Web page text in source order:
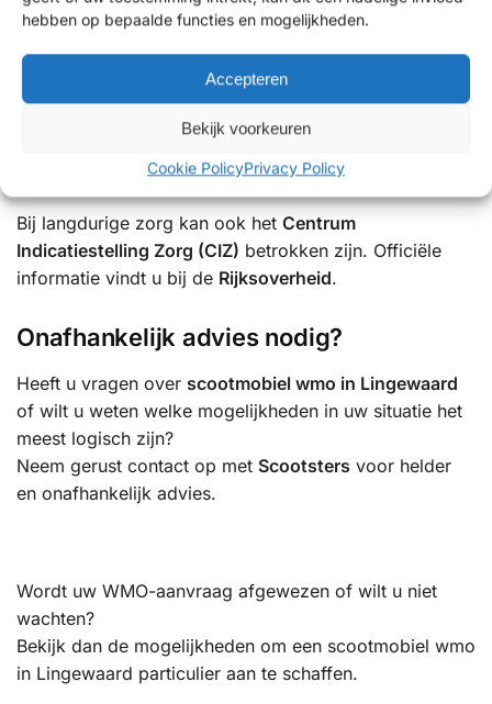
hebben op bepaalde functies en mogelijkheden.
Accepteren
Bekijk voorkeuren
Cookie PolicyPrivacy Policy
Hoe vraagt u ondersteuning aan?
De aanvraag verloopt meestal via:
Een gesprek met een Wmo-consulent
Beoordeling en besluit
Bij langdurige zorg kan ook het Centrum
Indicatiestelling Zorg (CIZ) betrokken zijn. Officiële
informatie vindt u bij de Rijksoverheid.
Onafhankelijk advies nodig?
Heeft u vragen over scootmobiel wmo in Lingewaard
of wilt u weten welke mogelijkheden in uw situatie het
meest logisch zijn?
Neem gerust contact op met Scootsters voor helder
en onafhankelijk advies.
Wordt uw WMO-aanvraag afgewezen of wilt u niet
wachten?
Bekijk dan de mogelijkheden om een scootmobiel wmo
in Lingewaard particulier aan te schaffen.